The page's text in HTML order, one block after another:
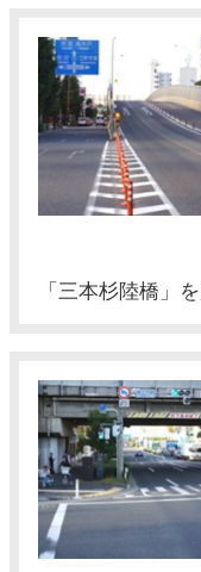
「三本杉陸橋」